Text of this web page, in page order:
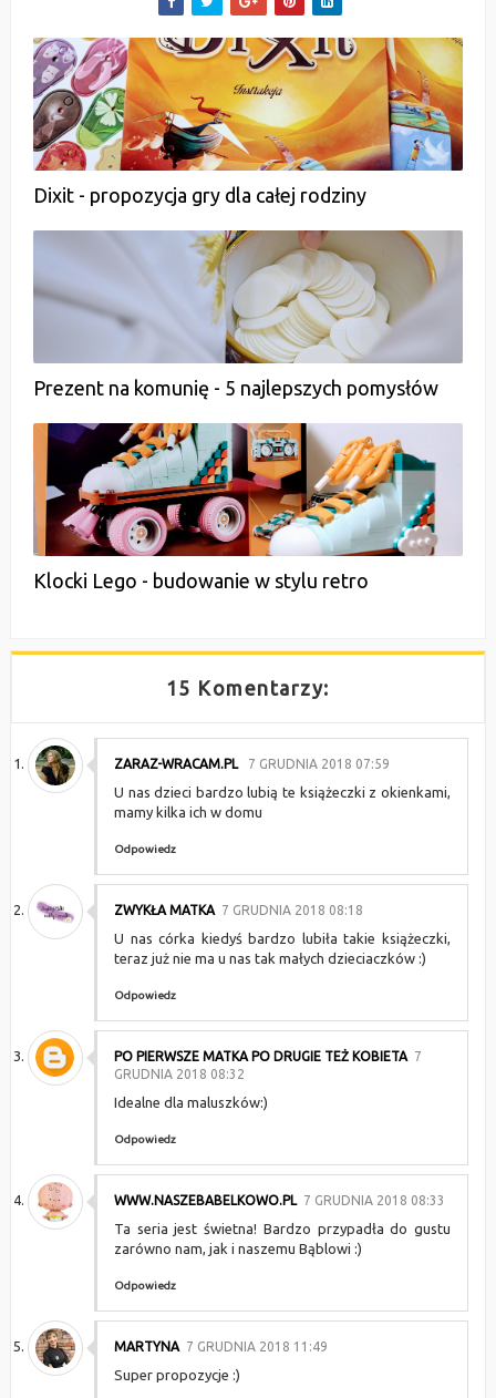
Dixit - propozycja gry dla całej rodziny
Prezent na komunię - 5 najlepszych pomysłów
Klocki Lego - budowanie w stylu retro
15 Komentarzy:
ZARAZ-WRACAM.PL 7 GRUDNIA 2018 07:59
U nas dzieci bardzo lubią te książeczki z okienkami,
mamy kilka ich w domu
Odpowiedz
ZWYKŁA MATKA 7 GRUDNIA 2018 08:18
U nas córka kiedyś bardzo lubiła takie książeczki,
teraz już nie ma u nas tak małych dzieciaczków :)
Odpowiedz
PO PIERWSZE MATKA PO DRUGIE TEŻ KOBIETA 7
GRUDNIA 2018 08:32
Idealne dla maluszków:)
Odpowiedz
WWW.NASZEBABELKOWO.PL 7 GRUDNIA 2018 08:33
Ta seria jest świetna! Bardzo przypadła do gustu
zarówno nam, jak i naszemu Bąblowi :)
Odpowiedz
MARTYNA 7 GRUDNIA 2018 11:49
Super propozycje :)